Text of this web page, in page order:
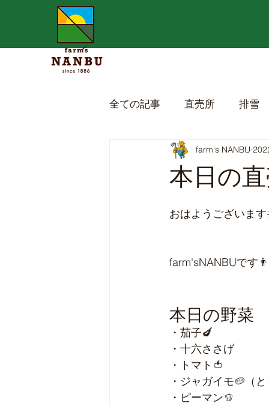
全ての記事 直売所 排雪
本日の
farm's NANBU
おはようございま
farm'sNANBUです
本日の野菜
・茄子🍆
・十六ささげ
・トマト🍅
・ジャガイモ🥔（
・ピーマン🫑